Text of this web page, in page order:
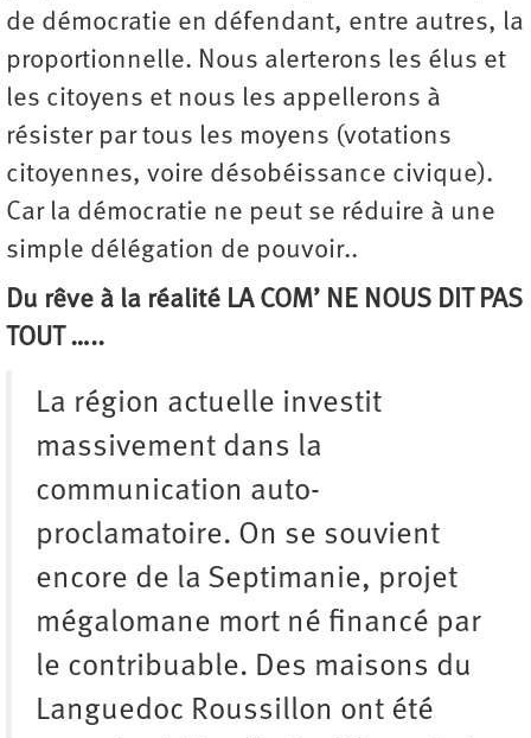
de démocratie en défendant, entre autres, la
proportionnelle. Nous alerterons les élus et
les citoyens et nous les appellerons à
résister par tous les moyens (votations
citoyennes, voire désobéissance civique).
Car la démocratie ne peut se réduire à une
simple délégation de pouvoir..
Du rêve à la réalité LA COM’ NE NOUS DIT PAS
TOUT …..
La région actuelle investit
massivement dans la
communication auto-
proclamatoire. On se souvient
encore de la Septimanie, projet
mégalomane mort né financé par
le contribuable. Des maisons du
Languedoc Roussillon ont été